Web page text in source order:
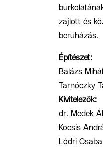
zajlott és
beruházás.
Építészet:
Balázs
Tarnóczky
Kivitelezők:
dr. Medek
Kocsis
Lódri